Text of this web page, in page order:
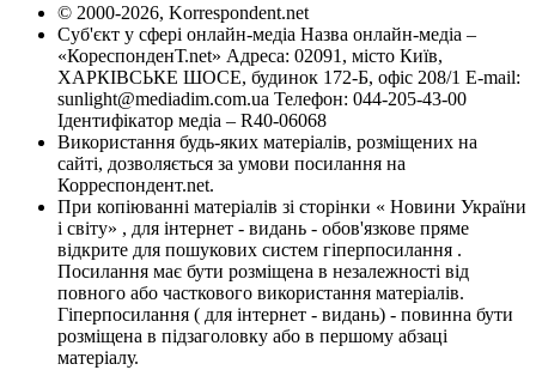
© 2000-2026, Korrespondent.net
Суб'єкт у сфері онлайн-медіа Назва онлайн-медіа –
«КореспонденТ.net» Адреса: 02091, місто Київ,
ХАРКІВСЬКЕ ШОСЕ, будинок 172-Б, офіс 208/1 E-mail:
sunlight@mediadim.com.ua Телефон: 044-205-43-00
Ідентифікатор медіа – R40-06068
Використання будь-яких матеріалів, розміщених на
сайті, дозволяється за умови посилання на
Корреспондент.net.
При копіюванні матеріалів зі сторінки « Новини України
і світу» , для інтернет - видань - обов'язкове пряме
відкрите для пошукових систем гіперпосилання .
Посилання має бути розміщена в незалежності від
повного або часткового використання матеріалів.
Гіперпосилання ( для інтернет - видань) - повинна бути
розміщена в підзаголовку або в першому абзаці
матеріалу.